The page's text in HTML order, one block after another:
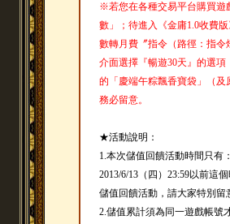
※若您在各種交易平台購買遊
數」；待進入《金庸1.0收費
數轉月費〞指令（路徑：指
介面選擇『暢遊30天』的選
的「慶端午粽飄香寶袋」（
務必留意。
★活動說明：
1.本次儲值回饋活動時間只有
2013/6/13（四）23:59以前這
儲值回饋活動，請大家特別留
2.儲值累計須為同一遊戲帳號